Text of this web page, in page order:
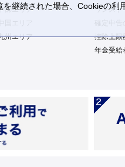
部エリア
州エリア
ワンスト
控除上限
年金受給
継続された場合、Cookieの利